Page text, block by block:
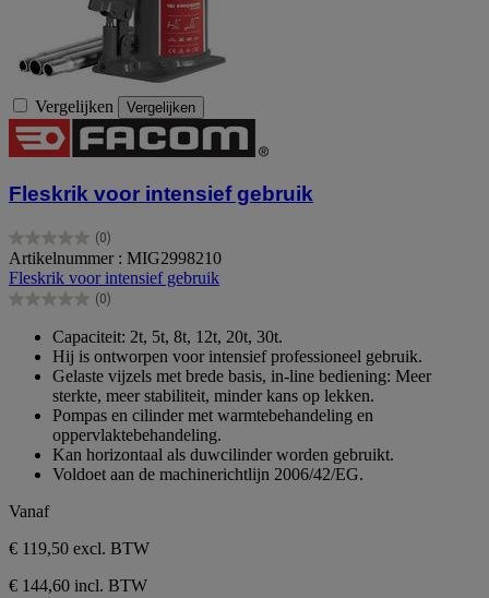
Vergelijken Vergelijken
Fleskrik voor intensief gebruik
(0)
0.0
van
de
5
Artikelnummer : MIG2998210
Fleskrik voor intensief gebruik
(0)
0.0
sterren.
Capaciteit: 2t, 5t, 8t, 12t, 20t, 30t.
Hij is ontworpen voor intensief professioneel gebruik.
Gelaste vijzels met brede basis, in-line bediening: Meer
sterkte, meer stabiliteit, minder kans op lekken.
Pompas en cilinder met warmtebehandeling en
oppervlaktebehandeling.
Kan horizontaal als duwcilinder worden gebruikt.
Voldoet aan de machinerichtlijn 2006/42/EG.
Vanaf
€ 119,50 excl. BTW
€ 144,60 incl. BTW